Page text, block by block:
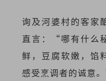
询及河婆村的客家
直言：“哪有什么
鲜，豆腐软嫩，馅
感受烹调者的诚意。